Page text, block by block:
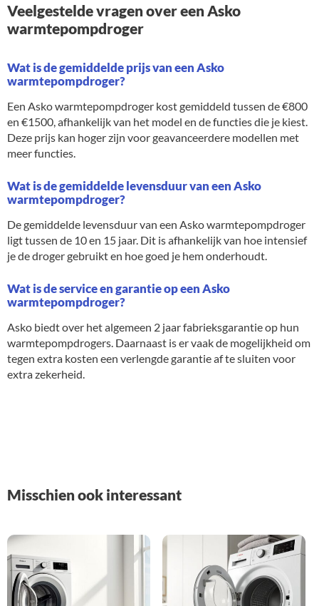
Veelgestelde vragen over een Asko
warmtepompdroger
Wat is de gemiddelde prijs van een Asko
warmtepompdroger?
Een Asko warmtepompdroger kost gemiddeld tussen de €800
en €1500, afhankelijk van het model en de functies die je kiest.
Deze prijs kan hoger zijn voor geavanceerdere modellen met
meer functies.
Wat is de gemiddelde levensduur van een Asko
warmtepompdroger?
De gemiddelde levensduur van een Asko warmtepompdroger
ligt tussen de 10 en 15 jaar. Dit is afhankelijk van hoe intensief
je de droger gebruikt en hoe goed je hem onderhoudt.
Wat is de service en garantie op een Asko
warmtepompdroger?
Asko biedt over het algemeen 2 jaar fabrieksgarantie op hun
warmtepompdrogers. Daarnaast is er vaak de mogelijkheid om
tegen extra kosten een verlengde garantie af te sluiten voor
extra zekerheid.
Misschien ook interessant